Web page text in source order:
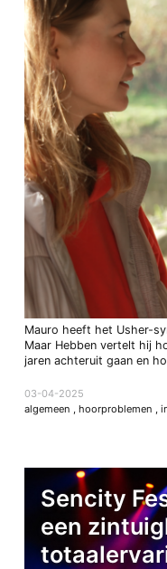
Mauro heeft het Usher-
Maar Hebben vertelt hij
jaren achteruit gaan en
03-04-2025
algemeen , hoorproblemen ,
Sencity
een